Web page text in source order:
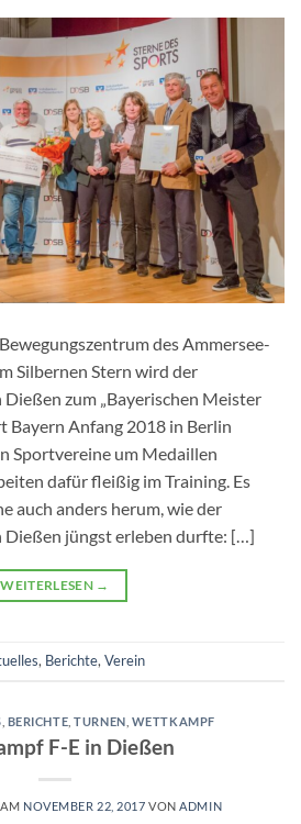
des Ammersee-
Silbernen Stern wird der
zum „Bayerischen Meister
Bayern Anfang 2018 in Berlin
Sportvereine um Medaillen
dafür fleißig im Training. Es
auch anders herum, wie der
Dießen jüngst erleben durfte: […]
WEITERLESEN →
, Berichte,Verein
BERICHTE ,TURNEN WETTKAMPF
F-E in Dießen
NOVEMBER 22, 2017 VONADMIN